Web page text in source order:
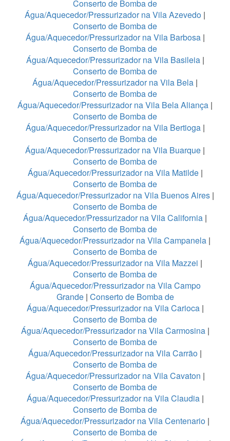
Conserto de Bomba de
Água/Aquecedor/Pressurizador na Vila Azevedo |
Conserto de Bomba de
Água/Aquecedor/Pressurizador na Vila Barbosa|
Conserto de Bomba de
Água/Aquecedor/Pressurizador na Vila Basileia|
Conserto de Bomba de
Água/Aquecedor/Pressurizador na Vila Bela |
Conserto de Bomba de
Água/Aquecedor/Pressurizador na Vila Bela Aliança |
Conserto de Bomba de
Água/Aquecedor/Pressurizador na Vila Bertioga|
Conserto de Bomba de
Água/Aquecedor/Pressurizador na Vila Buarque |
Conserto de Bomba de
Água/Aquecedor/Pressurizador na Vila Matilde|
Conserto de Bomba de
Água/Aquecedor/Pressurizador na Vila Buenos Aires|
Conserto de Bomba de
Água/Aquecedor/Pressurizador na Vila California |
Conserto de Bomba de
Água/Aquecedor/Pressurizador na Vila Campanela |
Conserto de Bomba de
Água/Aquecedor/Pressurizador na Vila Mazzei |
Conserto de Bomba de
Água/Aquecedor/Pressurizador na Vila Campo
Grande| Conserto de Bomba de
Água/Aquecedor/Pressurizador na Vila Carioca|
Conserto de Bomba de
Água/Aquecedor/Pressurizador na Vila Carmosina|
Conserto de Bomba de
Água/Aquecedor/Pressurizador na Vila Carrão |
Conserto de Bomba de
Água/Aquecedor/Pressurizador na Vila Cavaton |
Conserto de Bomba de
Água/Aquecedor/Pressurizador na Vila Claudia|
Conserto de Bomba de
Água/Aquecedor/Pressurizador na Vila Centenario |
Conserto de Bomba de